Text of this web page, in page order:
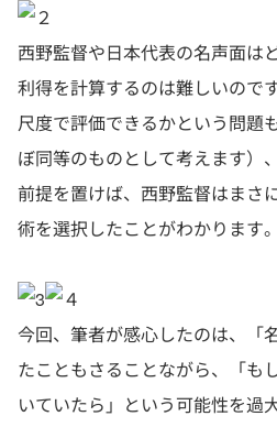
西野監督や日本代表の名声面
利得を計算するのは難しいので
尺度で評価できるかという問題
ぼ同等のものとして考えます）
前提を置けば、西野監督はまさ
術を選択したことがわかります。
今回、筆者が感心したのは、「
たこともさることながら、「も
いていたら」という可能性を過